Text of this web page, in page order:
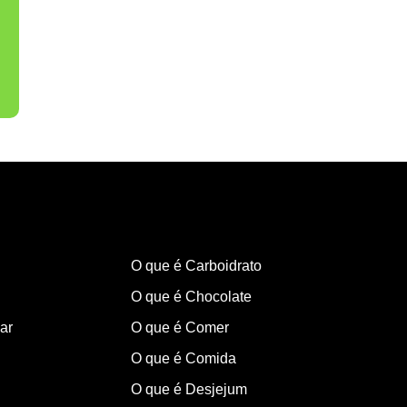
O que é Carboidrato
O que é Chocolate
O que é Comer
O que é Comida
O que é Desjejum